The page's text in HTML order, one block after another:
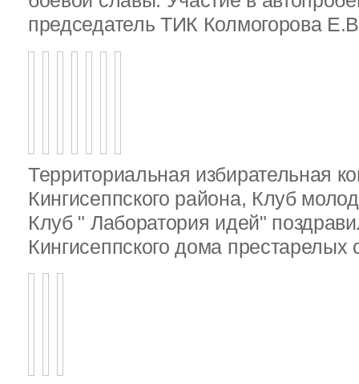
председатель ТИК Колмогорова
Территориальная избирательная
Кингисеппского района, Клуб
Клуб " Лаборатория идей"
Кингисеппского дома